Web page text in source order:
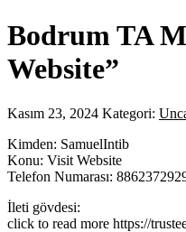
Bodrum TA
Website”
Kasım 23, 2024 Kategori:
Kimden: SamuelIntib
Konu: Visit Website
Telefon Numarası:
İleti gövdesi:
click to read more https://